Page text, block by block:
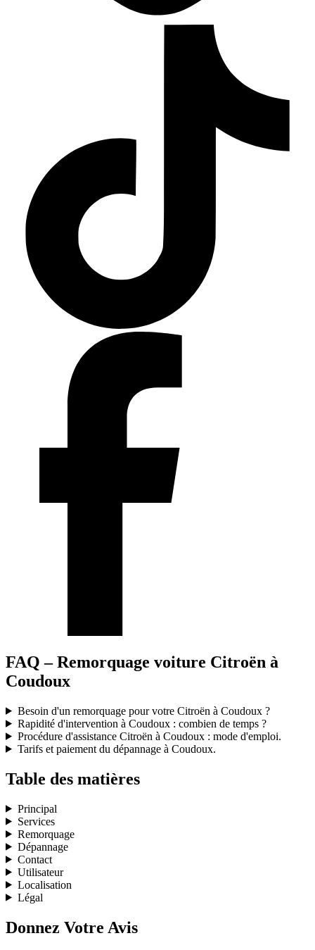
FAQ – Remorquage voiture Citroën à
Coudoux
Besoin d'un remorquage pour votre Citroën à Coudoux ?
Rapidité d'intervention à Coudoux : combien de temps ?
Procédure d'assistance Citroën à Coudoux : mode d'emploi.
Tarifs et paiement du dépannage à Coudoux.
Table des matières
Principal
Services
Remorquage
Dépannage
Contact
Utilisateur
Localisation
Légal
Donnez Votre Avis